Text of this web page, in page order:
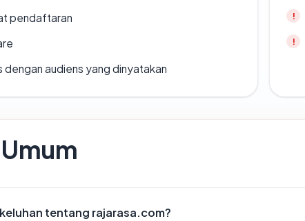
pendaftaran
dengan audiens yang dinyatakan
tentang rajarasa.com?